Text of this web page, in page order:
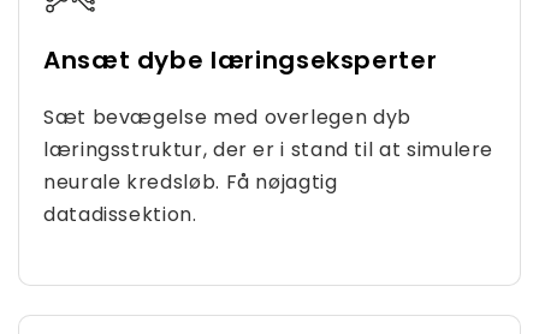
Ansæt dybe læringseksperter
Sæt bevægelse med overlegen dyb
læringsstruktur, der er i stand til at simulere
neurale kredsløb. Få nøjagtig
datadissektion.